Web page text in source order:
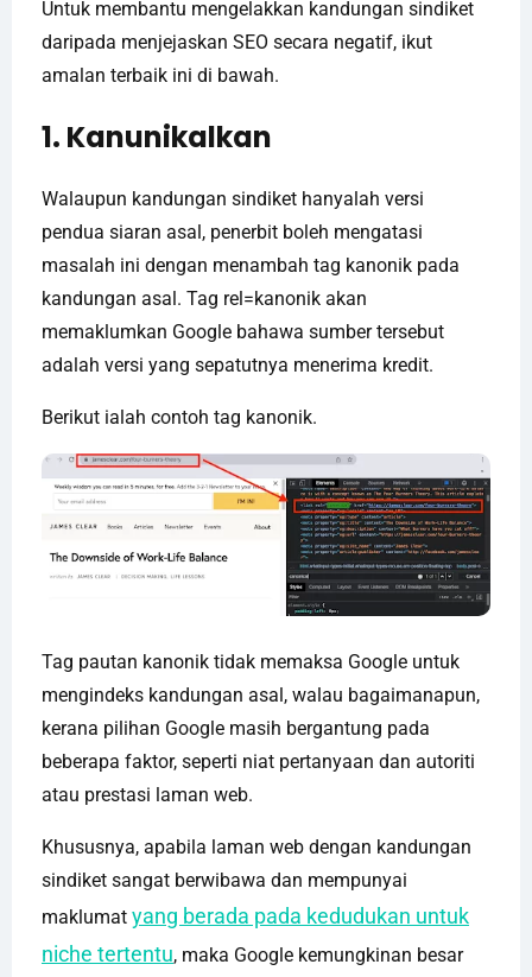
Untuk membantu mengelakkan kandungan sindiket
daripada menjejaskan SEO secara negatif, ikut
amalan terbaik ini di bawah.
1. Kanunikalkan
Walaupun kandungan sindiket hanyalah versi
pendua siaran asal, penerbit boleh mengatasi
masalah ini dengan menambah tag kanonik pada
kandungan asal. Tag rel=kanonik akan
memaklumkan Google bahawa sumber tersebut
adalah versi yang sepatutnya menerima kredit.
Berikut ialah contoh tag kanonik.
Tag pautan kanonik tidak memaksa Google untuk
mengindeks kandungan asal, walau bagaimanapun,
kerana pilihan Google masih bergantung pada
beberapa faktor, seperti niat pertanyaan dan autoriti
atau prestasi laman web.
Khususnya, apabila laman web dengan kandungan
sindiket sangat berwibawa dan mempunyai
maklumat yang berada pada kedudukan untuk
niche tertentu, maka Google kemungkinan besar